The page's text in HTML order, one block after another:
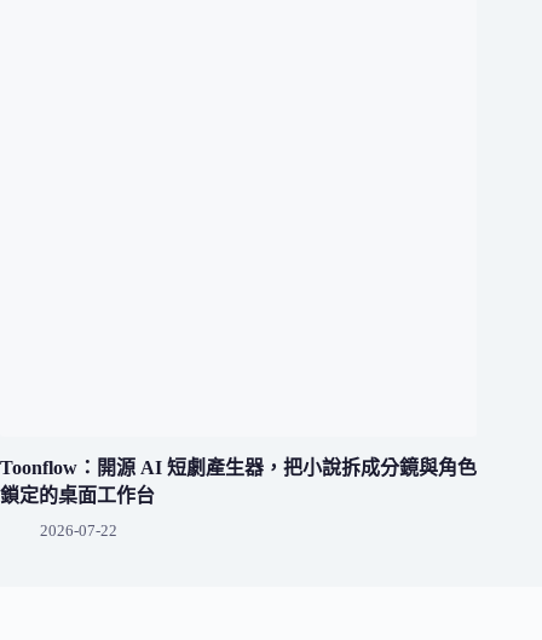
Toonflow：開源 AI 短劇產生器，把小說拆成分鏡與角色
鎖定的桌面工作台
2026-07-22